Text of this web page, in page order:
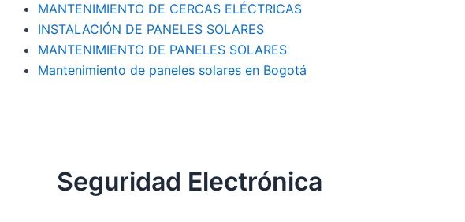
MANTENIMIENTO DE CERCAS ELÉCTRICAS
INSTALACIÓN DE PANELES SOLARES
MANTENIMIENTO DE PANELES SOLARES
Mantenimiento de paneles solares en Bogotá
Seguridad Electrónica